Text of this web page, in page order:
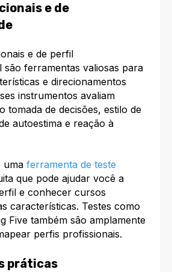
e de
e de perfil
são ferramentas valiosas para
e direcionamentos
instrumentos avaliam
tomada de decisões, estilo de
autoestima e reação à
uma ferramenta de teste
que pode ajudar você a
e conhecer cursos
características. Testes como
Five também são amplamente
perfis profissionais.​
práticas